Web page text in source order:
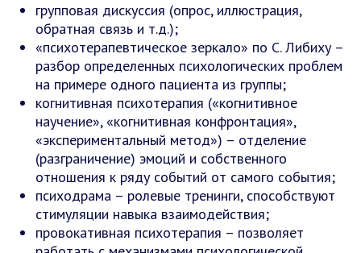
групповая дискуссия (опрос, иллюстрация,
обратная связь и т.д.);
«психотерапевтическое зеркало» по С. Либиху –
разбор определенных психологических проблем
на примере одного пациента из группы;
когнитивная психотерапия («когнитивное
научение», «когнитивная конфронтация»,
«экспериментальный метод») – отделение
(разграничение) эмоций и собственного
отношения к ряду событий от самого события;
психодрама – ролевые тренинги, способствуют
стимуляции навыка взаимодействия;
провокативная психотерапия – позволяет